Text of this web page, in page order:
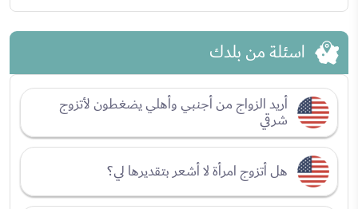
اسئلة من بلدك
أريد الزواج من أجنبي وأهلي يضغطون لأتزوج
شرقي
هل أتزوج امرأة لا أشعر بتقديرها لي؟